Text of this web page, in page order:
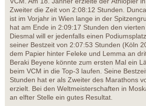
Zweiter die Zeit von 2:08:12 Stunden.
ist im Vorjahr in Wien lange in der
hat am Ende in 2:09:17 Stunden den
Diesmal will er jedenfalls einen
seiner Bestzeit von 2:07:53 Stunden (Köln
dem Papier hinter Feleke und Lemma an
Beraki Beyene könnte zum ersten Mal ein
beim VCM in die Top-3 laufen. Seine
Stunden hat er als Zweiter des Marathons
erzielt. Bei den Weltmeisterschaften in
an elfter Stelle ein gutes Resultat.